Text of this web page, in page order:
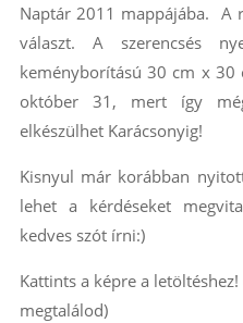
Naptár 2011 mappájába. A
választ. A szerencsés
keményborítású 30 cm x
október 31, mert így
elkészülhet Karácsonyig!
Kisnyul már korábban
lehet a kérdéseket
kedves szót írni:)
Kattints a képre a
megtalálod)